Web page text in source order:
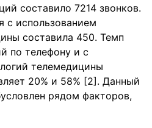
составило 7214 звонков.
с использованием
составила 450. Темп
по телефону и с
телемедицины
20% и 58% [2]. Данный
рядом факторов,